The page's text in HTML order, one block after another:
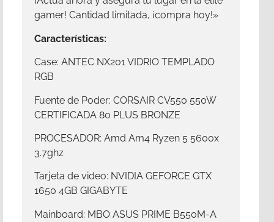
gamer! Cantidad limitada, ¡compra hoy!»
Características:
Case: ANTEC NX201 VIDRIO TEMPLADO
RGB
Fuente de Poder: CORSAIR CV550 550W
CERTIFICADA 80 PLUS BRONZE
PROCESADOR: Amd Am4 Ryzen 5 5600x
3.7ghz
Tarjeta de video: NVIDIA GEFORCE GTX
1650 4GB GIGABYTE
Mainboard: MBO ASUS PRIME B550M-A